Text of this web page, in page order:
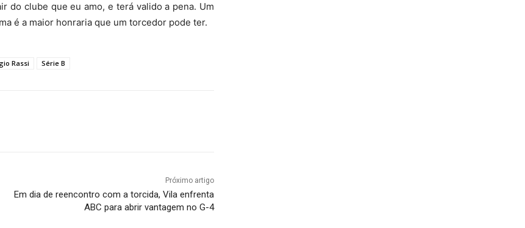
do clube que eu amo, e terá valido a pena. Um
é a maior honraria que um torcedor pode ter.
Rassi Série B
Próximo artigo
Em dia de reencontro com a torcida, Vila enfrenta
ABC para abrir vantagem no G-4